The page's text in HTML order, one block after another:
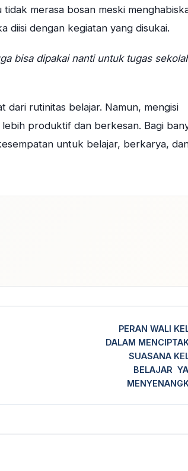
merasa bosan meski
diisi dengan kegiatan yang disukai.
bisa dipakai nanti untuk tugas
dari rutinitas belajar. Namun, mengisi
produktif dan berkesan. Bagi
untuk belajar, berkarya,
PERAN WALI
DALAM
SUASANA
BELAJAR